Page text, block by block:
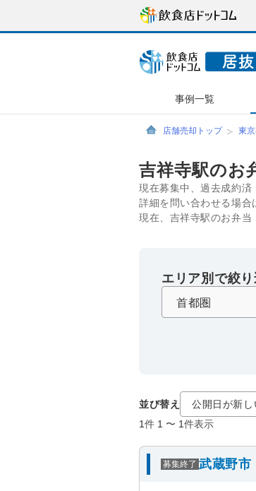
事例一覧
店舗売却トップ 東
吉祥寺駅のお
現在募集中、過去成約済
詳細を問い合わせる場合
現在、吉祥寺駅のお弁当
エリア別で絞
並び替え
1件 1 〜 1件表示
募集終了 武蔵野市